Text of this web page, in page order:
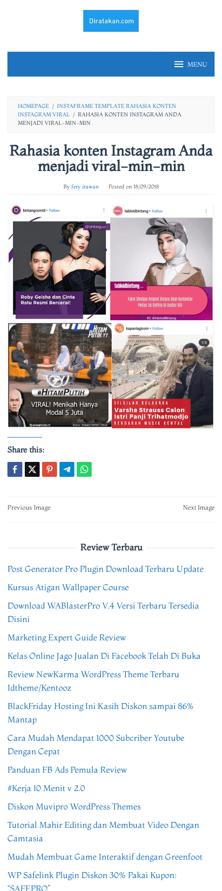
MENU
HOMEPAGE / INSTAFRAME TEMPLATE RAHASIA KONTEN
INSTAGRAM VIRAL / RAHASIA KONTEN INSTAGRAM ANDA
MENJADI VIRAL-MIN-MIN
Rahasia konten Instagram Anda
menjadi viral-min-min
By fery irawan Posted on 18/09/2018
Share this:
Post
Previous Image Next Image
Review Terbaru
Post Generator Pro Plugin Download Terbaru Update
Kursus Atigan Wallpaper Course
Download WABlasterPro V.4 Versi Terbaru Tersedia
Disini
Marketing Expert Guide Review
Kelas Online Jago Jualan Di Facebook Telah Di Buka
Review NewKarma WordPress Theme Terbaru
Idtheme/Kentooz
BlackFriday Hosting Ini Kasih Diskon sampai 86%
Mantap
Cara Mudah Mendapat 1000 Subcriber Youtube
Dengan Cepat
Panduan FB Ads Pemula Review
#Kerja 10 Menit v 2.0
Diskon Muvipro WordPress Themes
Tutorial Mahir Editing dan Membuat Video Dengan
Camtasia
Mudah Membuat Game Interaktif dengan Greenfoot
WP Safelink Plugin Diskon 30% Pakai Kupon:
“SAFEPRO”